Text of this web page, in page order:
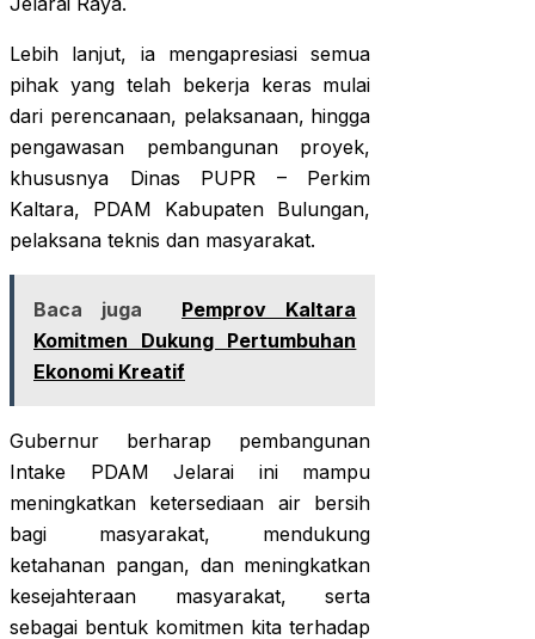
Lebih lanjut, ia mengapresiasi semua
pihak yang telah bekerja keras mulai
dari perencanaan, pelaksanaan, hingga
pengawasan pembangunan proyek,
khususnya Dinas PUPR – Perkim
Kaltara, PDAM Kabupaten Bulungan,
pelaksana teknis dan masyarakat.
Baca juga
Pemprov Kaltara
Komitmen Dukung Pertumbuhan
Ekonomi Kreatif
Gubernur berharap pembangunan
Intake PDAM Jelarai ini mampu
meningkatkan ketersediaan air bersih
bagi masyarakat, mendukung
ketahanan pangan, dan meningkatkan
kesejahteraan masyarakat, serta
sebagai bentuk komitmen kita terhadap